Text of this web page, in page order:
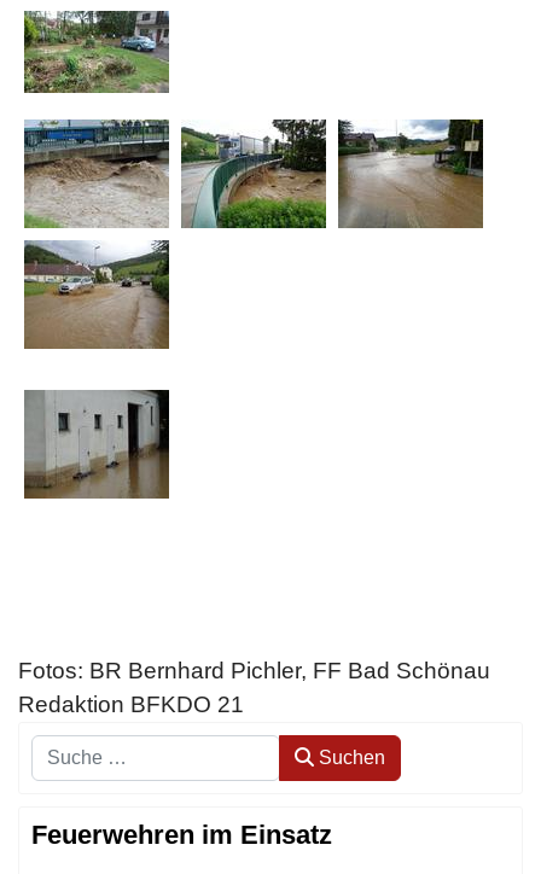
Fotos: BR Bernhard Pichler, FF Bad Schönau
Redaktion BFKDO 21
Suchen
Suchen
Feuerwehren im Einsatz